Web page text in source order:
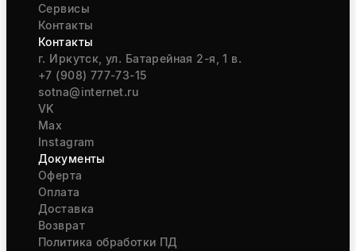
Сервисы
Контакты
Контакты
г. Иркутск, ул. Батарейная 2-я, 1 в.
+7 (908) 777-73-15
sotna@internet.ru
VK
Max
Instagram
Документы
Оферта
Оплата
Доставка
Возврат
Политика обработки ПД